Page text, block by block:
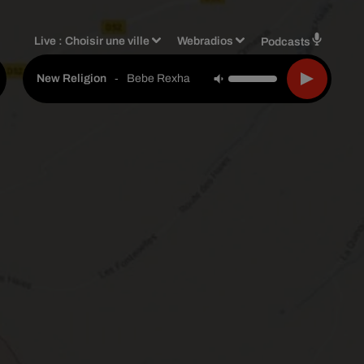
Live :Choisir une ville Webradios Podcasts
New Religion - Bebe Rexha